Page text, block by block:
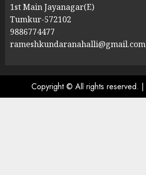
1st Main Jayanagar(E)
Tumkur-572102
9886774477
rameshkundaranahalli@gmail.com
Copyright © All rights reserved. |